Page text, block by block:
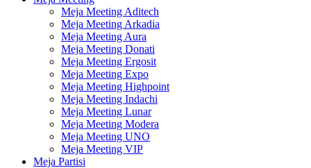
Meja Meeting Aditech
Meja Meeting Arkadia
Meja Meeting Aura
Meja Meeting Donati
Meja Meeting Ergosit
Meja Meeting Expo
Meja Meeting Highpoint
Meja Meeting Indachi
Meja Meeting Lunar
Meja Meeting Modera
Meja Meeting UNO
Meja Meeting VIP
Meja Partisi